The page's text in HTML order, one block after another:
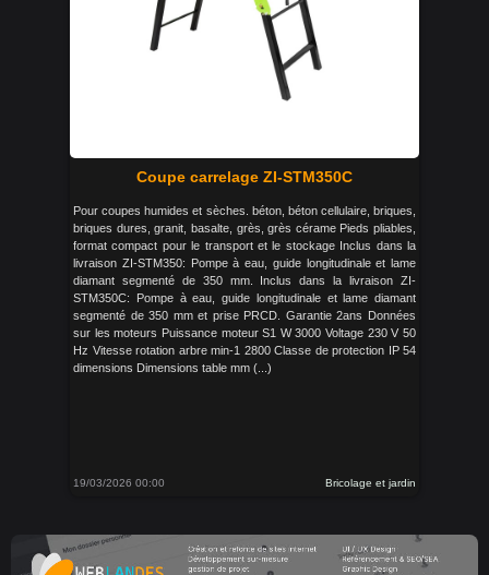
Coupe carrelage ZI-STM350C
Pour coupes humides et sèches. béton, béton cellulaire, briques,
briques dures, granit, basalte, grès, grès cérame Pieds pliables,
format compact pour le transport et le stockage Inclus dans la
livraison ZI-STM350: Pompe à eau, guide longitudinale et lame
diamant segmenté de 350 mm. Inclus dans la livraison ZI-
STM350C: Pompe à eau, guide longitudinale et lame diamant
segmenté de 350 mm et prise PRCD. Garantie 2ans Données
sur les moteurs Puissance moteur S1 W 3000 Voltage 230 V 50
Hz Vitesse rotation arbre min-1 2800 Classe de protection IP 54
dimensions Dimensions table mm (...)
19/03/2026 00:00 Bricolage et jardin